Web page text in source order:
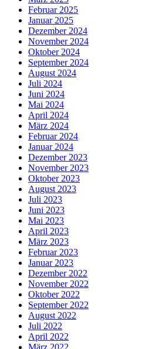
Februar 2025
Januar 2025
Dezember 2024
November 2024
Oktober 2024
September 2024
August 2024
Juli 2024
Juni 2024
Mai 2024
April 2024
März 2024
Februar 2024
Januar 2024
Dezember 2023
November 2023
Oktober 2023
August 2023
Juli 2023
Juni 2023
Mai 2023
April 2023
März 2023
Februar 2023
Januar 2023
Dezember 2022
November 2022
Oktober 2022
September 2022
August 2022
Juli 2022
April 2022
März 2022